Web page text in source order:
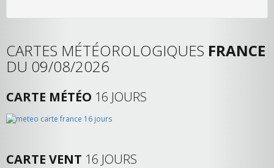
CARTES MÉTÉOROLOGIQUES FRANCE
DU 09/08/2026
CARTE MÉTÉO 16 JOURS
CARTE VENT 16 JOURS